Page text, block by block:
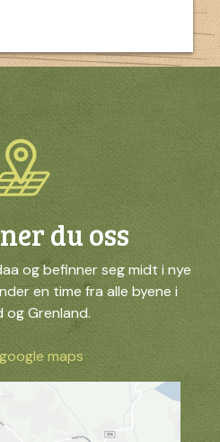
du oss
og befinner seg midt i nye
en time fra alle byene i
og Grenland.
maps